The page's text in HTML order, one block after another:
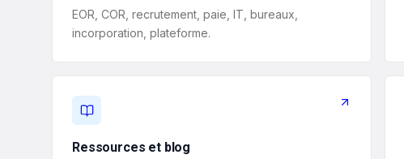
EOR, COR, recrutement, paie, IT, bureaux,
incorporation, plateforme.
Ressources et blog